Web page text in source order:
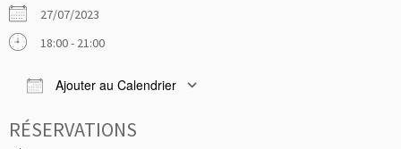
27/07/2023
18:00 - 21:00
Ajouter au Calendrier
RÉSERVATIONS